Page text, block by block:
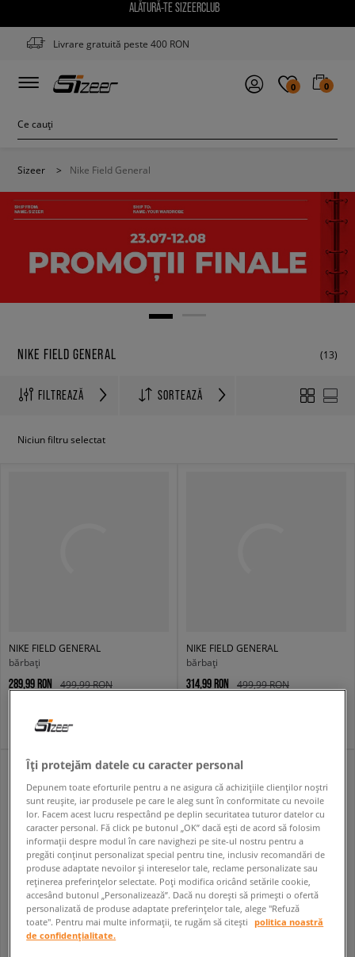
ALĂTURĂ-TE SIZEERCLUB
Livrare gratuită peste 400 RON
0 0
Sizeer > Nike Field General
NIKE FIELD GENERAL (13)
FILTREAZĂ SORTEAZĂ
Niciun filtru selectat
NIKE FIELD GENERAL
bărbați
289,99 RON
499,99 RON
+ 2
NIKE FIELD GENERAL
bărbați
314,99 RON
499,99 RON
NIKE FIELD GENERAL
Îți protejăm datele cu caracter personal
Depunem toate eforturile pentru a ne asigura că achizițiile clienților noștri
sunt reușite, iar produsele pe care le aleg sunt în conformitate cu nevoile
lor. Facem acest lucru respectând pe deplin securitatea tuturor datelor cu
caracter personal. Fă click pe butonul „OK” dacă ești de acord să folosim
informații despre modul în care navighezi pe site-ul nostru pentru a
pregăti conținut personalizat special pentru tine, inclusiv recomandări de
produse adaptate nevoilor și intereselor tale, reclame personalizate sau
reținerea preferințelor selectate. Poți modifica oricând setările cookie,
accesând butonul „Personalizează”. Dacă nu dorești să primești o ofertă
personalizată de produse adaptate preferințelor tale, alege "Refuză
toate". Pentru mai multe informații, te rugăm să citești
politica noastră
de confidențialitate.